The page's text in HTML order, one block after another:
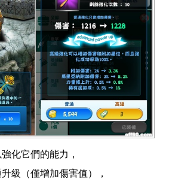
化它們的能力，
級（僅增加傷害值），